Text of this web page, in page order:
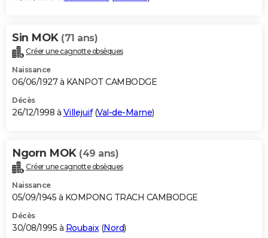
Sin MOK (71 ans)
Créer une cagnotte obsèques
Naissance
06/06/1927 à KANPOT CAMBODGE
Décès
26/12/1998 à Villejuif(Val-de-Marne)
Ngorn MOK (49 ans)
Créer une cagnotte obsèques
Naissance
05/09/1945 à KOMPONG TRACH CAMBODGE
Décès
30/08/1995 à Roubaix(Nord)